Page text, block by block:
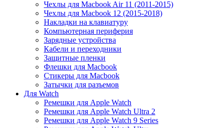
Чехлы для Macbook Air 11 (2011-2015)
Чехлы для Macbook 12 (2015-2018)
Накладки на клавиатуру
Компьютерная периферия
Зарядные устройства
Кабели и переходники
Защитные пленки
Флешки для Macbook
Стикеры для Macbook
Затычки для разъемов
Для Watch
Ремешки для Apple Watch
Ремешки для Apple Watch Ultra 2
Ремешки для Apple Watch 9 Series